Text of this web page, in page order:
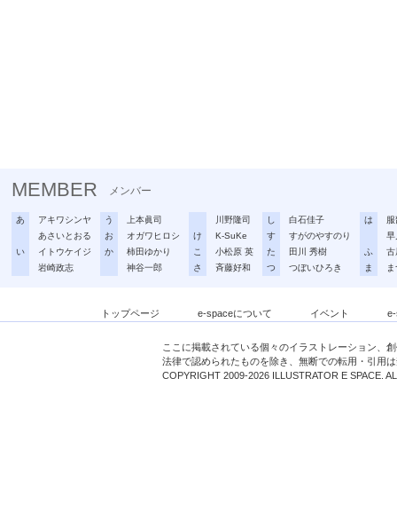
MEMBER メンバー
あ
アキワシンヤ
あさいとおる
い
イトウケイジ
岩崎政志
う
上本眞司
お
オガワヒロシ
か
柿田ゆかり
神谷一郎
川野隆司
け
K-SuKe
こ
小松原 英
さ
斉藤好和
し
白石佳子
す
すがのやすのり
た
田川 秀樹
つ
つぼいひろき
は
早
ふ
古
ま
トップページ e-spaceについて イベント
ここに掲載されている個々のイラストレーション、
法律で認められたものを除き、無断での転用・引用
COPYRIGHT 2009-2026 ILLUSTRATOR E SPACE.